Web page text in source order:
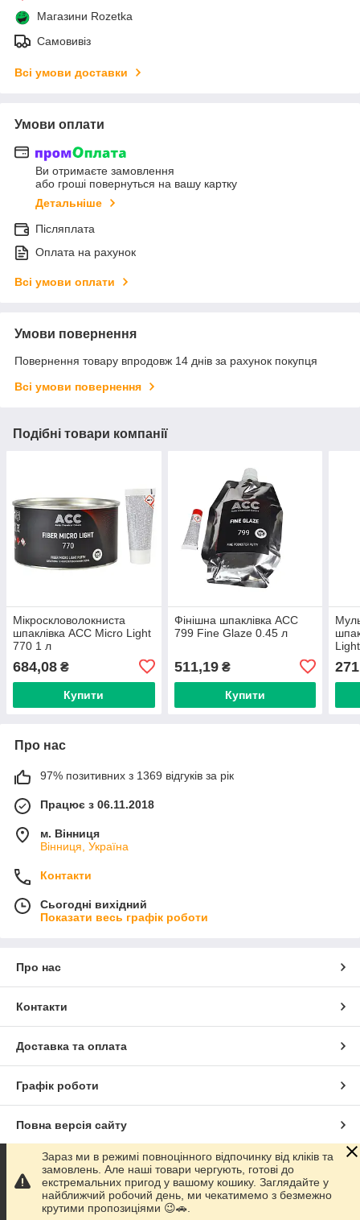
Магазини Rozetka
Самовивіз
Всі умови доставки
Умови оплати
Ви отримаєте замовлення
або гроші повернуться на вашу картку
Детальніше
Післяплата
Оплата на рахунок
Всі умови оплати
Умови повернення
Повернення товару впродовж 14 днів за рахунок покупця
Всі умови повернення
Подібні товари компанії
Мікроскловолокниста
шпаклівка ACC Micro Light
770 1 л
684,08 ₴
Купити
Фінішна шпаклівка ACC
799 Fine Glaze 0.45 л
511,19₴
Купити
Про нас
97% позитивних з 1369 відгуків за рік
Працює з 06.11.2018
м. Вінниця
Вінниця, Україна
Контакти
Сьогодні вихідний
Показати весь графік роботи
Про нас
Контакти
Доставка та оплата
Графік роботи
Повна версія сайту
Сайт створено на маркетплейсіProm.ua
Політика конфіденційності
Зараз ми в режимі повноцінного відпочинку від кліків та
замовлень. Але наші товари чергують, готові до
екстремальних пригод у вашому кошику. Заглядайте у
найближчий робочий день, ми чекатимемо з безмежно
крутими пропозиціями 😉🚗.